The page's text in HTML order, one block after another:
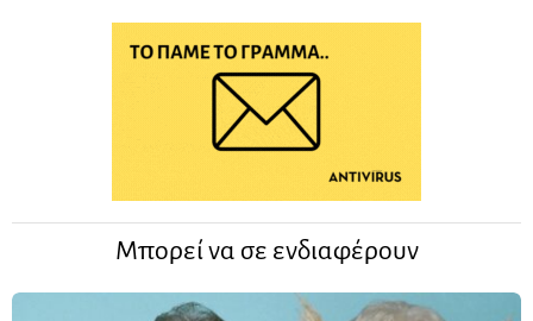
Μπορεί να σε ενδιαφέρουν